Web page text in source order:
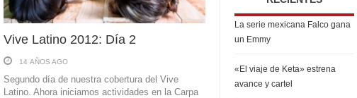
Vive Latino 2012: Día 2
14 AÑOS AGO
Segundo día de nuestra cobertura del Vive
Latino. Ahora iniciamos actividades en la Carpa
La serie mexicana Falco gana
un Emmy
«El viaje de Keta» estrena
avance y cartel